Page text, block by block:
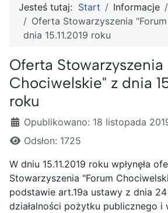
Jesteś tutaj: Start Informacje
Oferta Stowarzyszenia
dnia 15.11.2019 roku
Oferta Stowarzyszenia
Chociwelskie" z dnia
roku
Szczegóły
Opublikowano: 18 listopada
Odsłon: 1725
W dniu 15.11.2019 roku wpłynęła
Stowarzyszenia "Forum
podstawie art.19a ustawy z dnia
działalności pożytku publicznego i